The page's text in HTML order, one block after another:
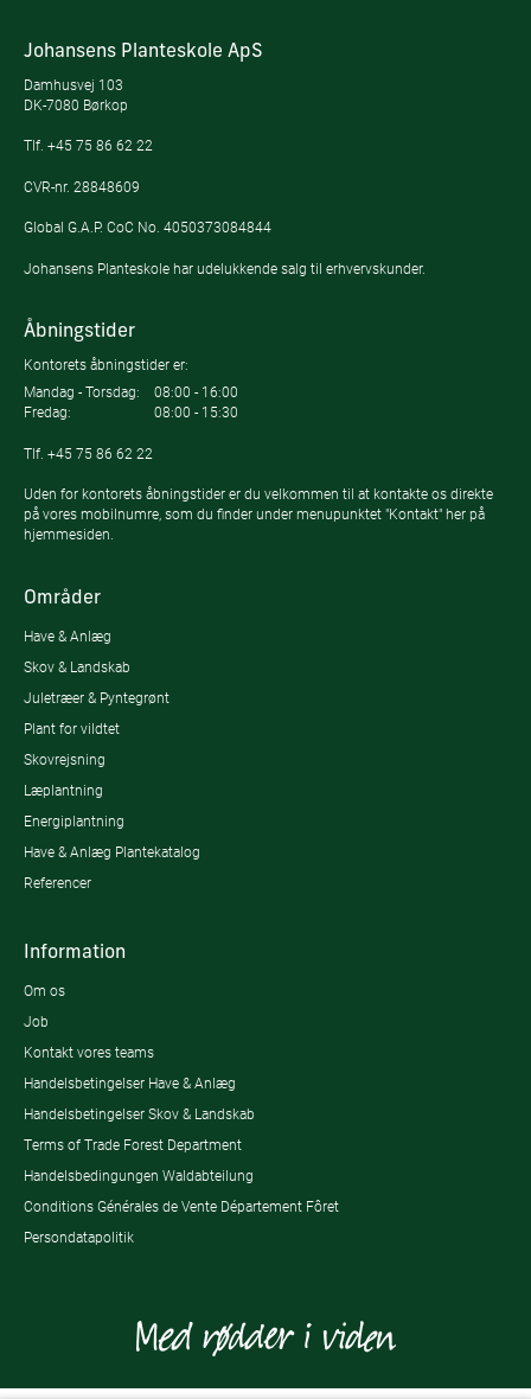
Johansens Planteskole ApS
Damhusvej 103
DK-7080 Børkop
Tlf. +45 75 86 62 22
CVR-nr. 28848609
Global G.A.P. CoC No. 4050373084844
Johansens Planteskole har udelukkende salg til erhvervskunder.
Åbningstider
Kontorets åbningstider er:
Mandag - Torsdag:
08:00 - 16:00
Fredag:
08:00 - 15:30
Tlf. +45 75 86 62 22
Uden for kontorets åbningstider er du velkommen til at kontakte os direkte
på vores mobilnumre, som du finder under menupunktet "Kontakt" her på
hjemmesiden.
Områder
Have & Anlæg
Skov & Landskab
Juletræer & Pyntegrønt
Plant for vildtet
Skovrejsning
Læplantning
Energiplantning
Have & Anlæg Plantekatalog
Referencer
Information
Om os
Job
Kontakt vores teams
Handelsbetingelser Have & Anlæg
Handelsbetingelser Skov & Landskab
Terms of Trade Forest Department
Handelsbedingungen Waldabteilung
Conditions Générales de Vente Département Fôret
Persondatapolitik